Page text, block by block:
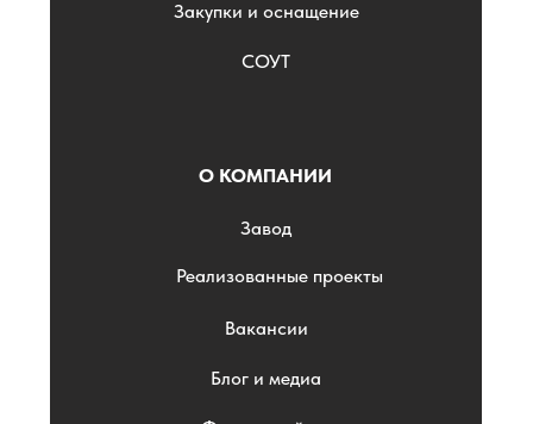
Закупки и оснащение
СОУТ
О КОМПАНИИ
Завод
Реализованные проекты
Вакансии
Блог и медиа